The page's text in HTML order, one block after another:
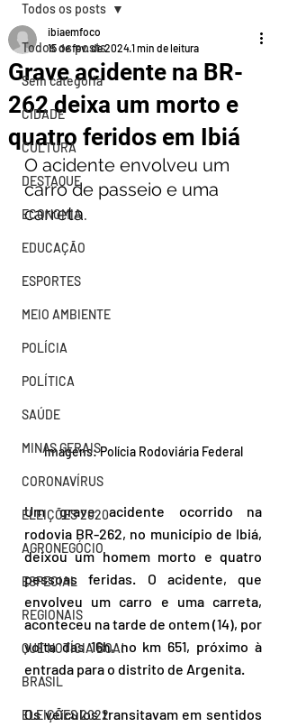
Todos os posts
Sem categoria
CIDADE
CULTURA
DESTAQUE
ECONOMIA
EDUCAÇÃO
ESPORTES
MEIO AMBIENTE
POLÍCIA
POLÍTICA
SAÚDE
MINAS GERAIS
CORONAVÍRUS
ELEIÇÕES 2020
AGRONEGÓCIO
ESPECIAL
REGIONAIS
QUE NOTÍCIA BOA!
BRASIL
ELEIÇÕES 2022
Todos os posts
Grave acidente na BR-
262 deixa um morto e
quatro feridos em Ibiá
ibiaemfoco
15 de fev. de 20241 min de leitura
O acidente envolveu um
carro de passeio e uma
carreta.
Imagens: Polícia Rodoviária Federal
Um grave acidente ocorrido na
rodovia BR-262, no município de Ibiá,
deixou um homem morto e quatro
pessoas feridas. O acidente, que
envolveu um carro e uma carreta,
aconteceu na tarde de ontem (14), por
volta das 16h, no km 651, próximo à
entrada para o distrito de Argenita.
Os veículos transitavam em sentidos